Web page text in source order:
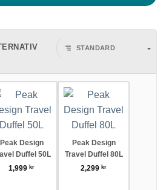
Peak Design
Duffel 50L
1,999 kr
Peak Design
Travel Duffel 80L
2,299 kr